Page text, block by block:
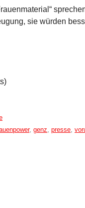
sie würden
, genz presse